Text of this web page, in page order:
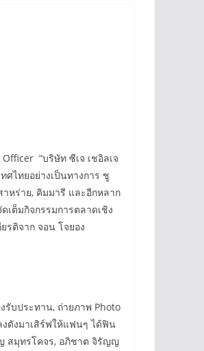
“บริษัท ซีเจ เชอิลเจ
ศไทยอย่างเป็นทางการ ชู
าหร่าย, คิมมารี และอีกหลาก
เต็มกิจกรรมการตลาดเชิง
รติจาก จอน โจยอง
รับประทาน, ถ่ายภาพ Photo
ดังมาเสิร์ฟให้แฟนๆ ได้ฟิน
สมุทรโคจร, อภิชาต จิรัญญ